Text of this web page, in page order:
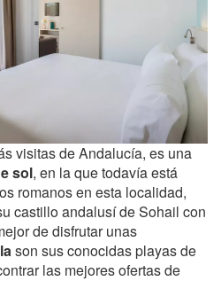
visitas de Andalucía, es una
sol, en la que todavía está
romanos en esta localidad,
castillo andalusí de Sohail con
de disfrutar unas
son sus conocidas playas de
las mejores ofertas de